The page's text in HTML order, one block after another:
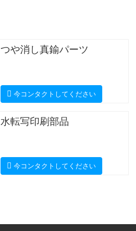
つや消し真鍮パーツ
今コンタクトしてください
水転写印刷部品
今コンタクトしてください